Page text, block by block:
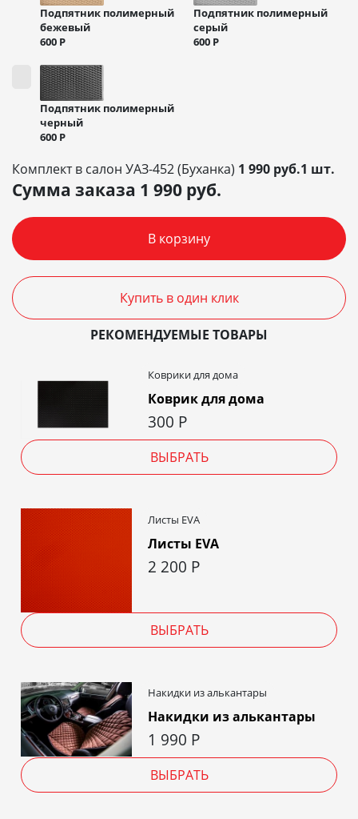
Подпятник полимерный
бежевый
600 Р
Подпятник полимерный
серый
600 Р
Подпятник полимерный
черный
600 Р
Комплект в салон УАЗ-452 (Буханка) 1 990 руб.1 шт.
Сумма заказа 1 990 руб.
В корзину
Купить в один клик
РЕКОМЕНДУЕМЫЕ ТОВАРЫ
Коврики для дома
Коврик для дома
300 Р
ВЫБРАТЬ
Листы EVA
Листы EVA
2 200 Р
ВЫБРАТЬ
Накидки из алькантары
Накидки из алькантары
1 990 Р
ВЫБРАТЬ